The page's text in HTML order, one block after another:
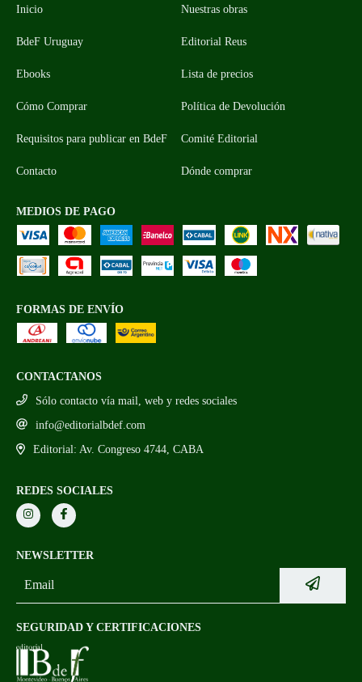
Inicio Nuestras obras
BdeF Uruguay Editorial Reus
Ebooks Lista de precios
Cómo Comprar Política de Devolución
Requisitos para publicar en BdeF Comité Editorial
Contacto Dónde comprar
MEDIOS DE PAGO
FORMAS DE ENVÍO
CONTACTANOS
Sólo contacto vía mail, web y redes sociales
info@editorialbdef.com
Editorial: Av. Congreso 4744, CABA
REDES SOCIALES
NEWSLETTER
SEGURIDAD Y CERTIFICACIONES